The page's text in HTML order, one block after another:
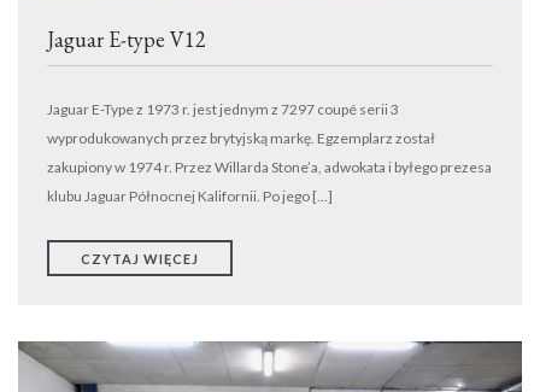
ODKUPIMY TWÓJ SAMOCHÓD
Jaguar E-type V12
Jaguar E-Type z 1973 r. jest jednym z 7297 coupé serii 3
wyprodukowanych przez brytyjską markę. Egzemplarz został
zakupiony w 1974 r. Przez Willarda Stone’a, adwokata i byłego prezesa
klubu Jaguar Północnej Kalifornii. Po jego […]
CZYTAJ WIĘCEJ